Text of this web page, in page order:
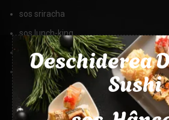
sos sriracha
sos lunch-king
ardei
кунжут
ВЕС
Deschiderea
Sushi